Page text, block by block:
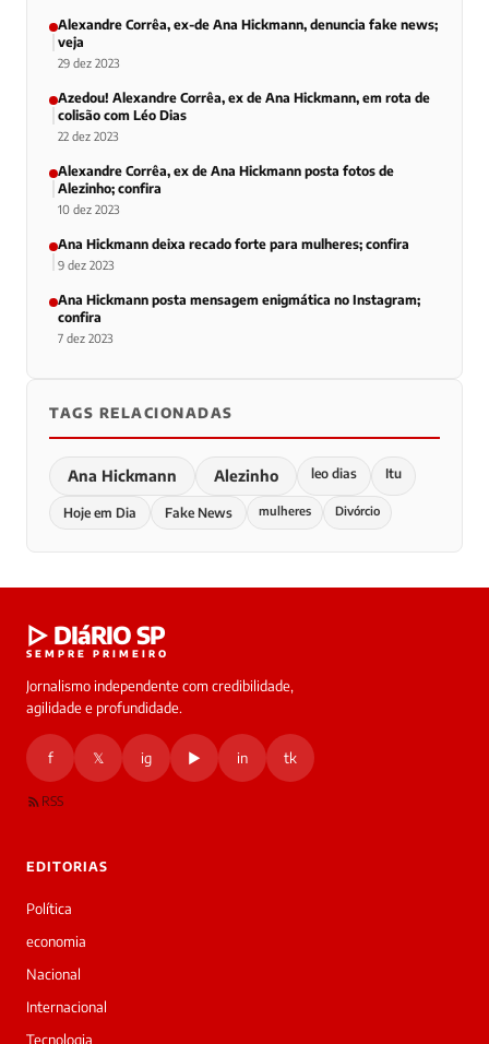
Alexandre Corrêa, ex-de Ana Hickmann, denuncia fake news;
veja
29 dez 2023
Azedou! Alexandre Corrêa, ex de Ana Hickmann, em rota de
colisão com Léo Dias
22 dez 2023
Alexandre Corrêa, ex de Ana Hickmann posta fotos de
Alezinho; confira
10 dez 2023
Ana Hickmann deixa recado forte para mulheres; confira
9 dez 2023
Ana Hickmann posta mensagem enigmática no Instagram;
confira
7 dez 2023
TAGS RELACIONADAS
Ana Hickmann Alezinho leo dias Itu
Hoje em Dia Fake News mulheres Divórcio
▷ DIáRIO SP
SEMPRE PRIMEIRO
Jornalismo independente com credibilidade,
agilidade e profundidade.
f 𝕏 ig ▶ in tk
RSS
EDITORIAS
Política
economia
Nacional
Internacional
Tecnologia